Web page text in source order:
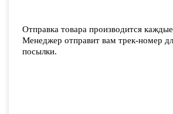
Отправка товара производится
Менеджер отправит вам трек-номер
посылки.